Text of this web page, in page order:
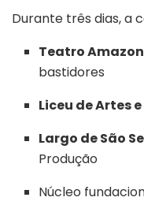
Durante três dias, a
Teatro
bastidores
Liceu de Artes
Largo de São
Produção
Núcleo